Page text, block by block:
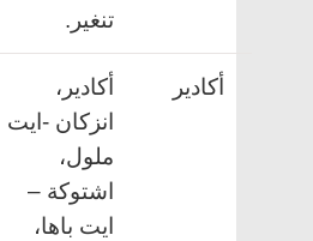
تنغير.
أكادير،
انزكان -ايت
ملول،
اشتوكة –
ايت باها،
أكادير